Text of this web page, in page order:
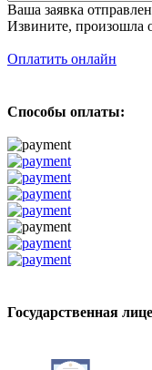
Ваша заявка
Извините, произошла
Оплатить онлайн
Способы оплаты:
Государственная